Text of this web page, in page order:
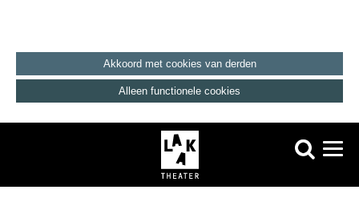
Akkoord met cookies van derden
Alleen functionele cookies